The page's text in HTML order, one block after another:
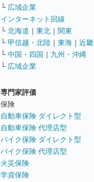
└ 広域企業
インターネット回線
└ 北海道 ｜ 東北 ｜ 関東
└ 甲信越・北陸 ｜ 東海 ｜ 近畿
└ 中国・四国 ｜ 九州・沖縄
└ 広域企業
専門家評価
保険
自動車保険 ダイレクト型
自動車保険 代理店型
バイク保険 ダイレクト型
バイク保険 代理店型
火災保険
学資保険